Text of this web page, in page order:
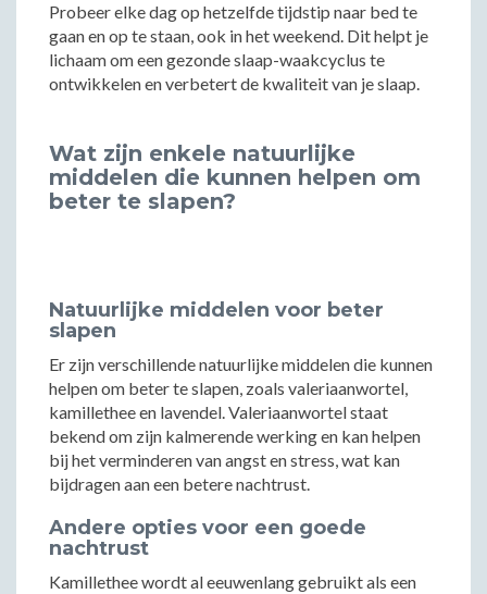
Probeer elke dag op hetzelfde tijdstip naar bed te
gaan en op te staan, ook in het weekend. Dit helpt je
lichaam om een gezonde slaap-waakcyclus te
ontwikkelen en verbetert de kwaliteit van je slaap.
Wat zijn enkele natuurlijke
middelen die kunnen helpen om
beter te slapen?
Natuurlijke middelen voor beter
slapen
Er zijn verschillende natuurlijke middelen die kunnen
helpen om beter te slapen, zoals valeriaanwortel,
kamillethee en lavendel. Valeriaanwortel staat
bekend om zijn kalmerende werking en kan helpen
bij het verminderen van angst en stress, wat kan
bijdragen aan een betere nachtrust.
Andere opties voor een goede
nachtrust
Kamillethee wordt al eeuwenlang gebruikt als een